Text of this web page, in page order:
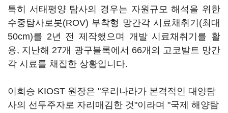
특히 서태평양 탐사의 경우는 자원규모 해석을 위한
수중탐사로봇(ROV) 부착형 망간각 시료채취기(최대
50cm)를 2년 전 제작했으며 개발 시료채취기를 활
용, 지난해 27개 광구블록에서 66개의 고코발트 망간
각 시료를 채집한 상황입니다.
이희승 KIOST 원장은 "우리나라가 본격적인 대양탐
사의 선두주자로 자리매김한 것"이라며 "국제 해양탐